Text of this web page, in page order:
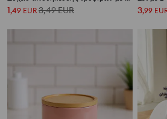
1,49 EUR3,49EUR 3,99